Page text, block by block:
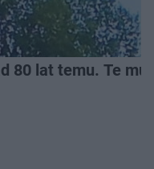
80 lat temu. Te